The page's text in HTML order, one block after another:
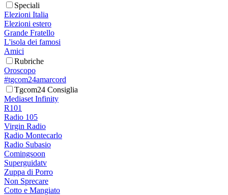
Speciali
Elezioni Italia
Elezioni estero
Grande Fratello
L'isola dei famosi
Amici
Rubriche
Oroscopo
#tgcom24amarcord
Tgcom24 Consiglia
Mediaset Infinity
R101
Radio 105
Virgin Radio
Radio Montecarlo
Radio Subasio
Comingsoon
Superguidatv
Zuppa di Porro
Non Sprecare
Cotto e Mangiato